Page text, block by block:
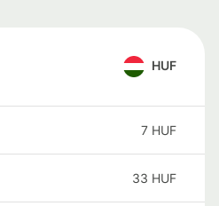
HUF
7 HUF
33 HUF